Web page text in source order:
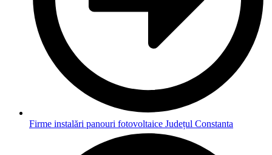
Firme instalări panouri fotovoltaice Județul Constanta